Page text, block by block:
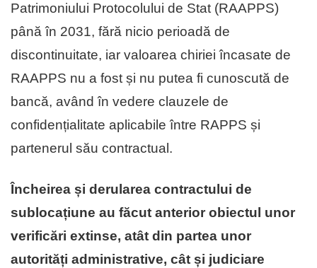
Patrimoniului Protocolului de Stat (RAAPPS)
până în 2031, fără nicio perioadă de
discontinuitate, iar valoarea chiriei încasate de
RAAPPS nu a fost și nu putea fi cunoscută de
bancă, având în vedere clauzele de
confidențialitate aplicabile între RAPPS și
partenerul său contractual.
Încheirea și derularea contractului de
sublocațiune au făcut anterior obiectul unor
verificări extinse, atât din partea unor
autorități administrative, cât și judiciare